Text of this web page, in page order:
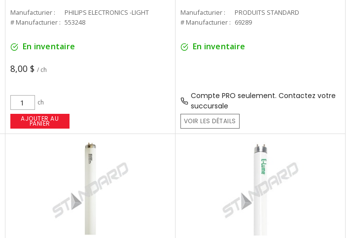
Manufacturier :
PHILIPS ELECTRONICS -LIGHT
# Manufacturier : 553248
En inventaire
8,00 $ / ch
ch
AJOUTER AU
PANIER
Manufacturier :
PRODUITS STANDARD
# Manufacturier : 69289
En inventaire
Compte PRO seulement. Contactez votre
succursale
VOIR LES DÉTAILS